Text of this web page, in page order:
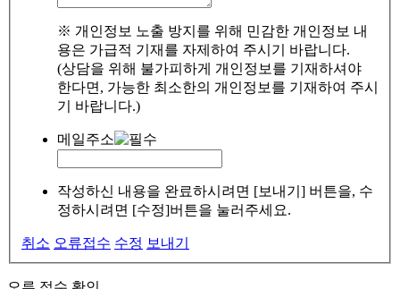
※ 개인정보 노출 방지를 위해 민감한 개인정보 내
용은 가급적 기재를 자제하여 주시기 바랍니다.
(상담을 위해 불가피하게 개인정보를 기재하셔야
한다면, 가능한 최소한의 개인정보를 기재하여 주시
기 바랍니다.)
메일주소
작성하신 내용을 완료하시려면 [보내기] 버튼을, 수
정하시려면 [수정]버튼을 눌러주세요.
취소 오류접수 수정 보내기